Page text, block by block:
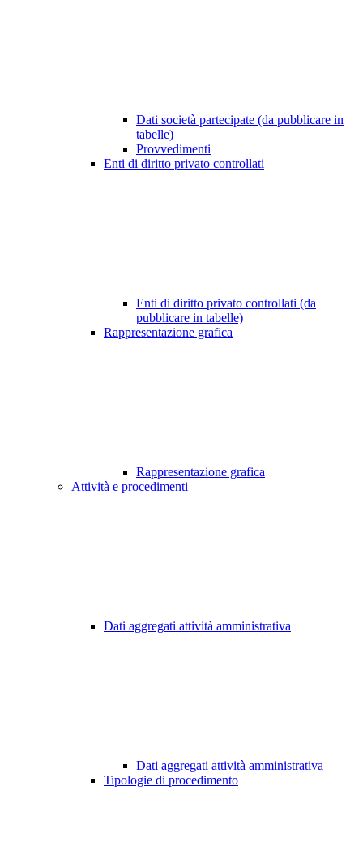
Dati società partecipate (da pubblicare in
tabelle)
Provvedimenti
Enti di diritto privato controllati
Enti di diritto privato controllati (da
pubblicare in tabelle)
Rappresentazione grafica
Rappresentazione grafica
Attività e procedimenti
Dati aggregati attività amministrativa
Dati aggregati attività amministrativa
Tipologie di procedimento